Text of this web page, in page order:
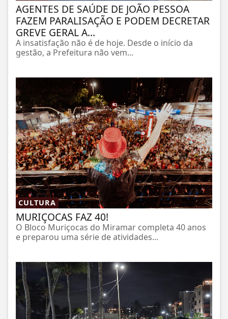
AGENTES DE SAÚDE DE JOÃO PESSOA
FAZEM PARALISAÇÃO E PODEM DECRETAR
GREVE GERAL A...
A insatisfação não é de hoje. Desde o início da
gestão, a Prefeitura não vem...
CULTURA
MURIÇOCAS FAZ 40!
O Bloco Muriçocas do Miramar completa 40 anos
e preparou uma série de atividades...